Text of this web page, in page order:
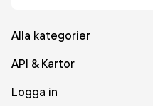
Alla kategorier
API & Kartor
Logga in